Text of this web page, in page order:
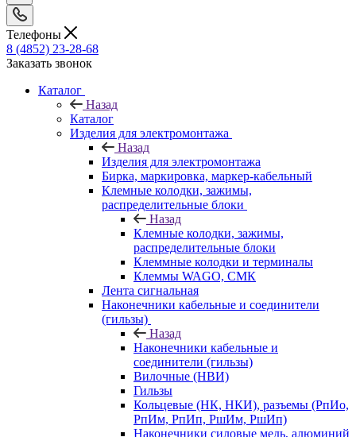
Телефоны
8 (4852) 23-28-68
Заказать звонок
Каталог
Назад
Каталог
Изделия для электромонтажа
Назад
Изделия для электромонтажа
Бирка, маркировка, маркер-кабельный
Клемные колодки, зажимы,
распределительные блоки
Назад
Клемные колодки, зажимы,
распределительные блоки
Клеммные колодки и терминалы
Клеммы WAGO, СМК
Лента сигнальная
Наконечники кабельные и соединители
(гильзы)
Назад
Наконечники кабельные и
соединители (гильзы)
Вилочные (НВИ)
Гильзы
Кольцевые (НК, НКИ), разъемы (РпИо,
РпИм, РпИп, РшИм, РшИп)
Наконечники силовые медь, алюминий